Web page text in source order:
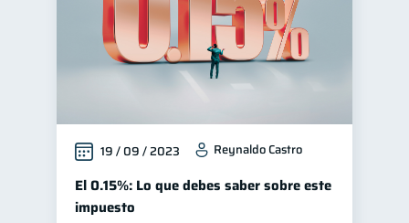
19 / 09 / 2023 Reynaldo Castro
El 0.15%: Lo que debes saber sobre este
impuesto